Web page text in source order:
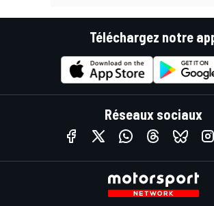
Téléchargez notre
Réseaux sociaux